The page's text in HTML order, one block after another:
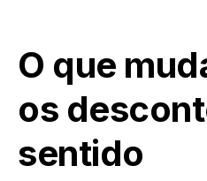
O que
os
sentido